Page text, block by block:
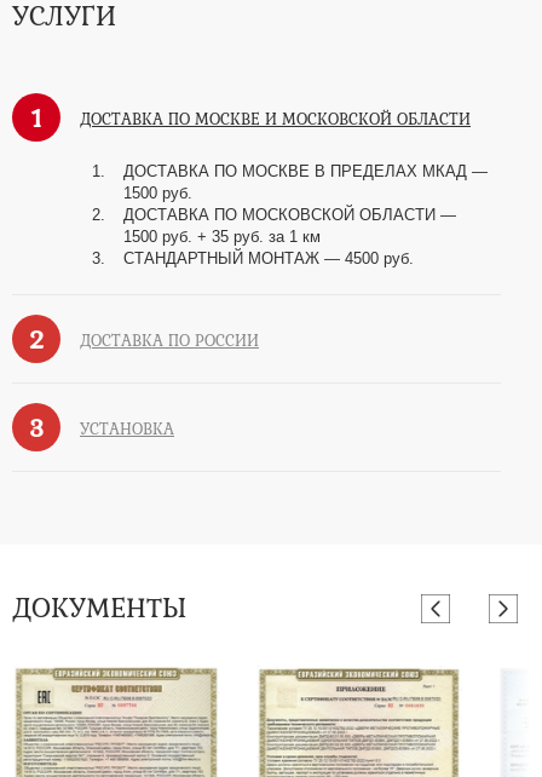
УСЛУГИ
1 ДОСТАВКА ПО МОСКВЕ И МОСКОВСКОЙ ОБЛАСТИ
ДОСТАВКА ПО МОСКВЕ В ПРЕДЕЛАХ МКАД —
1500 руб.
ДОСТАВКА ПО МОСКОВСКОЙ ОБЛАСТИ —
1500 руб. + 35 руб. за 1 км
СТАНДАРТНЫЙ МОНТАЖ — 4500 руб.
2 ДОСТАВКА ПО РОССИИ
3 УСТАНОВКА
ДОКУМЕНТЫ